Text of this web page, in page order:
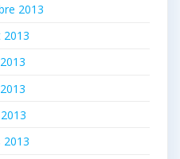
2013
2013
2013